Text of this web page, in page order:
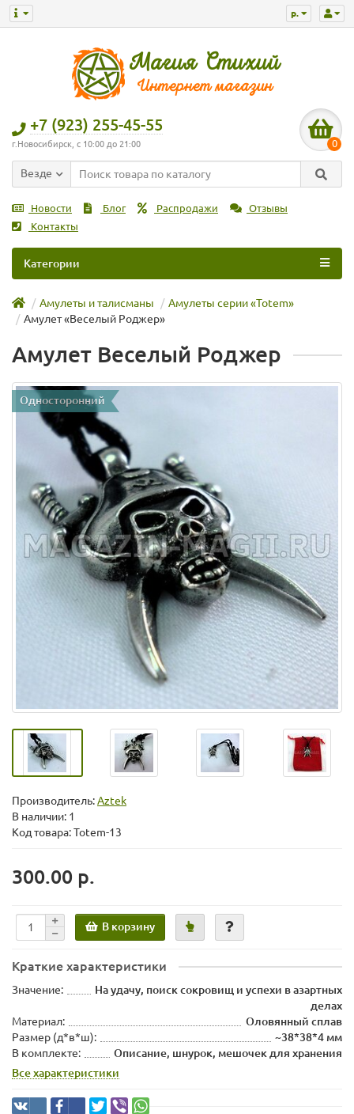
р.
+7 (923) 255-45-55
г.Новосибирск, с 10:00 до 21:00 0
Везде
Новости Блог Распродажи
Отзывы
Контакты
Категории
Амулеты и талисманы
Амулеты серии «Totem»
Амулет «Веселый Роджер»
Амулет Веселый Роджер
Односторонний
Производитель:Aztek
В наличии: 1
Код товара: Totem-13
300.00 р.
В корзину
Краткие характеристики
Значение:
На удачу, поиск сокровищ и успехи в азартных
делах
Материал:
Оловянный сплав
Размер (д*в*ш):
~38*38*4 мм
В комплекте:
Описание, шнурок, мешочек для хранения
Все характеристики